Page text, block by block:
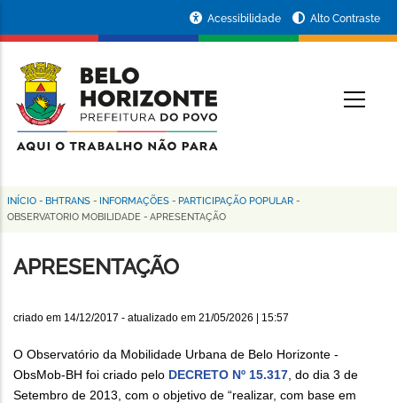
conteúdo
principal
da
Prefeitura
de
Horizonte
Acessibilidade Alto Contraste
Trilha
navegação
INÍCIO - BHTRANS - INFORMAÇÕES - PARTICIPAÇÃO POPULAR -
OBSERVATORIO MOBILIDADE - APRESENTAÇÃO
APRESENTAÇÃO
criado em 14/12/2017 - atualizado em 21/05/2026 | 15:57
O Observatório da Mobilidade Urbana de Belo Horizonte -
ObsMob-BH foi criado pelo DECRETO Nº 15.317 , do dia 3 de
Setembro de 2013, com o objetivo de “realizar, com base em